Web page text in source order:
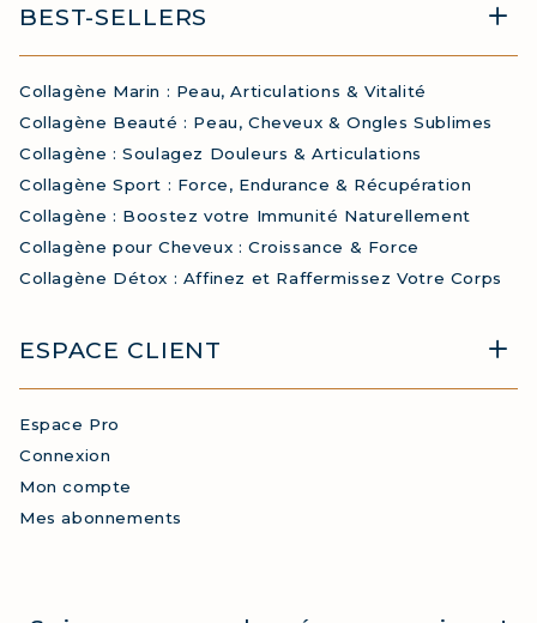
BEST-SELLERS
Collagène Marin : Peau, Articulations & Vitalité
Collagène Beauté : Peau, Cheveux & Ongles Sublimes
Collagène : Soulagez Douleurs & Articulations
Collagène Sport : Force, Endurance & Récupération
Collagène : Boostez votre Immunité Naturellement
Collagène pour Cheveux : Croissance & Force
Collagène Détox : Affinez et Raffermissez Votre Corps
ESPACE CLIENT
Espace Pro
Connexion
Mon compte
Mes abonnements